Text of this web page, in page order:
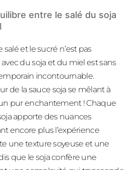
entre le salé du soja
salé et le sucré n’est pas
du soja et du miel est sans
incontournable.
de la sauce soja se mêlant à
pur enchantement ! Chaque
apporte des nuances
encore plus l’expérience
une texture soyeuse et une
que le soja confère une